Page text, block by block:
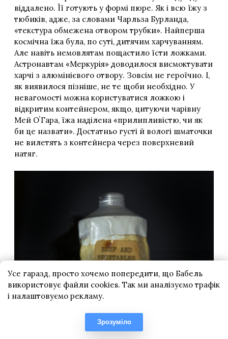
Усе гаразд, просто хочемо попередити, що Бабель
використовує файли cookies. Так ми аналізуємо трафік
і налаштовуємо рекламу.
Зрозуміло